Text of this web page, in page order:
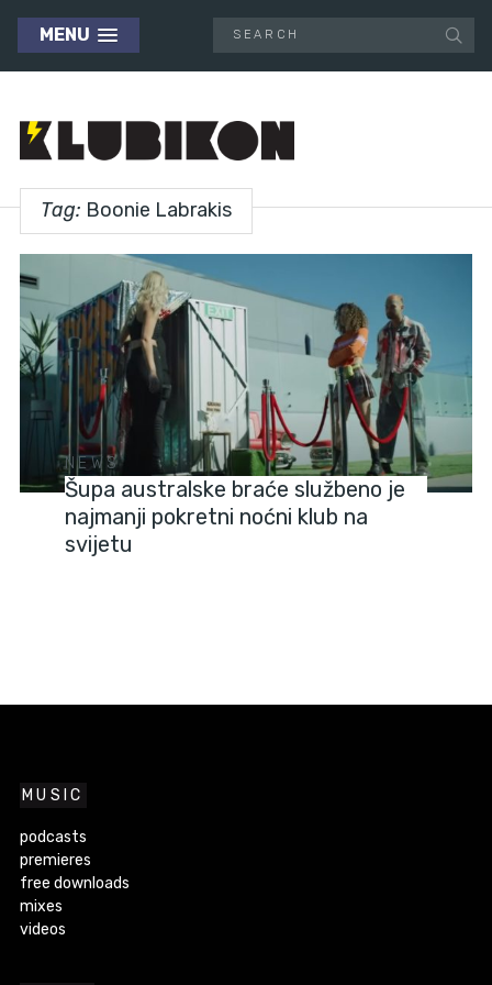
MENU
Tag: Boonie Labrakis
NEWS
Šupa australske braće službeno je
najmanji pokretni noćni klub na
svijetu
MUSIC
podcasts
premieres
free downloads
mixes
videos